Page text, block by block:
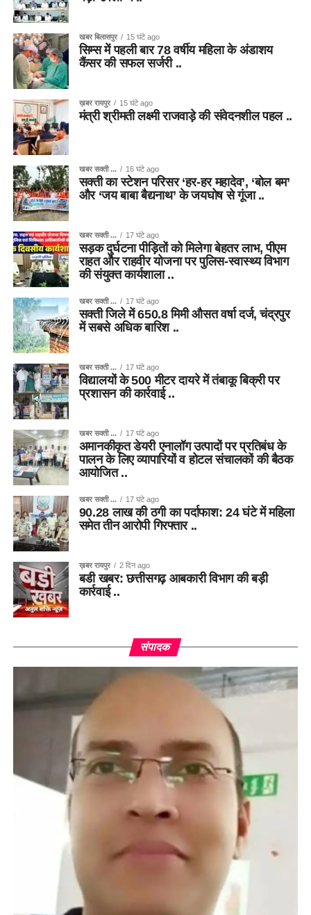
खबर बिलासपुर 15 घंटे ago
सिम्स में पहली बार 78 वर्षीय महिला के अंडाशय
कैंसर की सफल सर्जरी ..
ख़बर रायपुर 15 घंटे ago
मंत्री श्रीमती लक्ष्मी राजवाड़े की संवेदनशील पहल ..
खबर सक्ती ... 16 घंटे ago
सक्ती का स्टेशन परिसर ‘हर-हर महादेव’, ‘बोल बम’
और ‘जय बाबा बैद्यनाथ’ के जयघोष से गूंजा ..
खबर सक्ती ... 17 घंटे ago
सड़क दुर्घटना पीड़ितों को मिलेगा बेहतर लाभ, पीएम
राहत और राहवीर योजना पर पुलिस-स्वास्थ्य विभाग
की संयुक्त कार्यशाला ..
खबर सक्ती ... 17 घंटे ago
सक्ती जिले में 650.8 मिमी औसत वर्षा दर्ज, चंद्रपुर
में सबसे अधिक बारिश ..
खबर सक्ती ... 17 घंटे ago
विद्यालयों के 500 मीटर दायरे में तंबाकू बिक्री पर
प्रशासन की कार्रवाई ..
खबर सक्ती ... 17 घंटे ago
अमानकीकृत डेयरी एनालॉग उत्पादों पर प्रतिबंध के
पालन के लिए व्यापारियों व होटल संचालकों की बैठक
आयोजित ..
खबर सक्ती ... 17 घंटे ago
90.28 लाख की ठगी का पर्दाफाश: 24 घंटे में महिला
समेत तीन आरोपी गिरफ्तार ..
ख़बर रायपुर 2 दिन ago
बडी खबर: छत्तीसगढ़ आबकारी विभाग की बड़ी
कार्रवाई ..
संपादक